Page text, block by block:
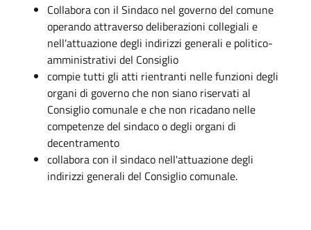
Collabora con il Sindaco nel governo del comune
operando attraverso deliberazioni collegiali e
nell'attuazione degli indirizzi generali e politico-
amministrativi del Consiglio
compie tutti gli atti rientranti nelle funzioni degli
organi di governo che non siano riservati al
Consiglio comunale e che non ricadano nelle
competenze del sindaco o degli organi di
decentramento
collabora con il sindaco nell'attuazione degli
indirizzi generali del Consiglio comunale.